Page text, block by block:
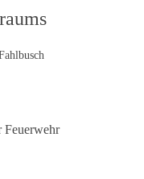
Feuerwehr